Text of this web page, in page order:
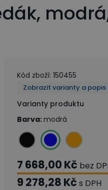
Kód zboží: 150455
Zobrazit varianty a
Varianty produktu
Barva:modrá
7 668,00 Kč bez
9 278,28 Kč s DPH